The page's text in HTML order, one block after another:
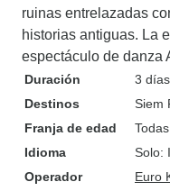
ruinas entrelazadas
historias antiguas. La
espectáculo de danza
Duración
3 días
Destinos
Siem
Franja de edad
Idioma
Solo:
Operador
Euro